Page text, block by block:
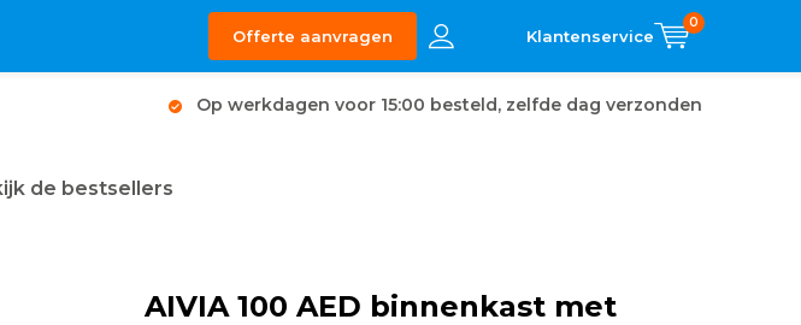
Offerte aanvragen
0
Op werkdagen voor 15:00 besteld, zelfde dag verzonden
de bestsellers
AIVIA 100 AED binnenkast met